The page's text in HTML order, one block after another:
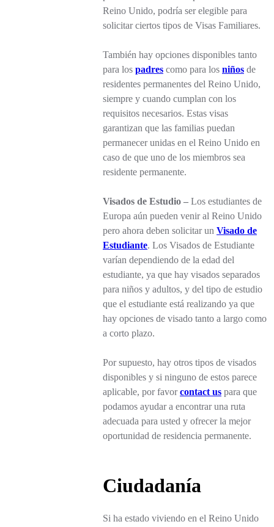
Reino Unido, podría ser elegible para
solicitar ciertos tipos de Visas Familiares.
También hay opciones disponibles tanto
para los padres como para los niños de
residentes permanentes del Reino Unido,
siempre y cuando cumplan con los
requisitos necesarios. Estas visas
garantizan que las familias puedan
permanecer unidas en el Reino Unido en
caso de que uno de los miembros sea
residente permanente.
Visados de Estudio – Los estudiantes de
Europa aún pueden venir al Reino Unido
pero ahora deben solicitar un Visado de
Estudiante. Los Visados de Estudiante
varían dependiendo de la edad del
estudiante, ya que hay visados separados
para niños y adultos, y del tipo de estudio
que el estudiante está realizando ya que
hay opciones de visado tanto a largo como
a corto plazo.
Por supuesto, hay otros tipos de visados
disponibles y si ninguno de estos parece
aplicable, por favorcontact us para que
podamos ayudar a encontrar una ruta
adecuada para usted y ofrecer la mejor
oportunidad de residencia permanente.
Ciudadanía
Si ha estado viviendo en el Reino Unido